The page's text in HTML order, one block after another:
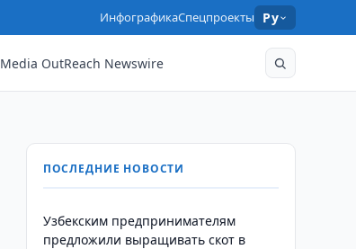
ИнфографикаСпецпроекты Ру
Media OutReach Newswire
ПОСЛЕДНИЕ НОВОСТИ
Узбекским предпринимателям
предложили выращивать скот в